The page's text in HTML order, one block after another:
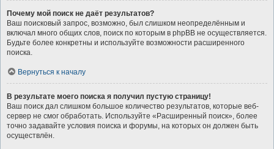
Почему мой поиск не даёт результатов?
Ваш поисковый запрос, возможно, был слишком неопределённым и
включал много общих слов, поиск по которым в phpBB не осуществляется.
Будьте более конкретны и используйте возможности расширенного
поиска.
Вернуться к началу
В результате моего поиска я получил пустую страницу!
Ваш поиск дал слишком большое количество результатов, которые веб-
сервер не смог обработать. Используйте «Расширенный поиск», более
точно задавайте условия поиска и форумы, на которых он должен быть
осуществлён.